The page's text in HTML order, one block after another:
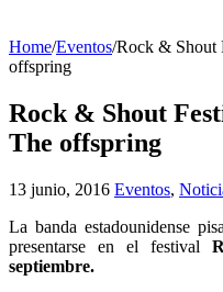
Home/Eventos/Rock & Shout
offspring
Rock & Shout
The offspring
13 junio, 2016 Eventos,
La banda estadounidense
presentarse en el festival
septiembre.